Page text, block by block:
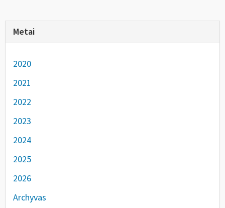
Metai
2020
2021
2022
2023
2024
2025
2026
Archyvas